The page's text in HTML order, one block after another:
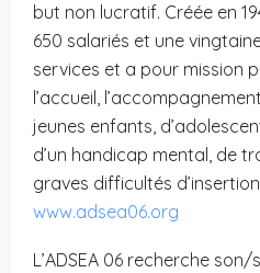
but non lucratif. Créée en
650 salariés et une
services et a pour mission
l’accueil,
jeunes enfants,
d’un handicap mental, de
graves difficultés
www.adsea06.org
L’ADSEA 06 recherche